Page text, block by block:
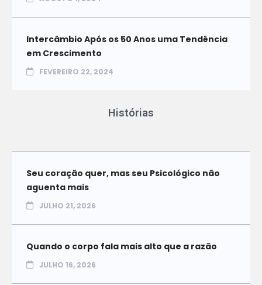
Intercâmbio Após os 50 Anos uma Tendência
em Crescimento
FEVEREIRO 22, 2024
Histórias
Seu coração quer, mas seu Psicológico não
aguenta mais
JULHO 21, 2026
Quando o corpo fala mais alto que a razão
JULHO 16, 2026